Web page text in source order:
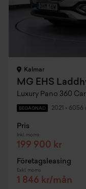
Kalmar
MG EHS
Luxury Pano 360
BEGAGNAD 2021 • 6056
Pris
Inkl. moms
199 900 kr
Företagsleasing
Exkl. moms
1 846 kr/mån